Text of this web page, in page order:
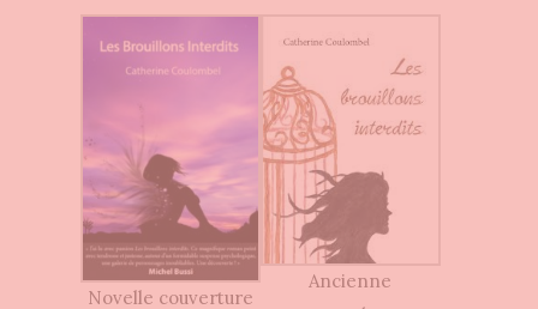
Novelle couverture
Ancienne